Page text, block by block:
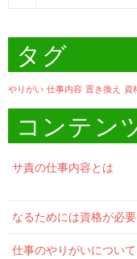
タグ
やりがい 仕事内容 置き換え 資
コンテン
サ責の仕事内容とは
なるためには資格が必要
仕事のやりがいについて